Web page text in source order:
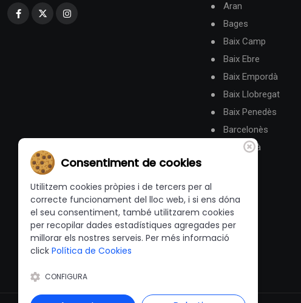
Aran
Bages
Baix Camp
Baix Ebre
Baix Empordà
Baix Llobregat
Baix Penedès
Barcelonès
Berguedà
Consentiment de cookies
Utilitzem cookies pròpies i de tercers per al
correcte funcionament del lloc web, i si ens dóna
el seu consentiment, també utilitzarem cookies
per recopilar dades estadístiques agregades per
millorar els nostres serveis. Per més informació
click Política de Cookies
CONFIGURA